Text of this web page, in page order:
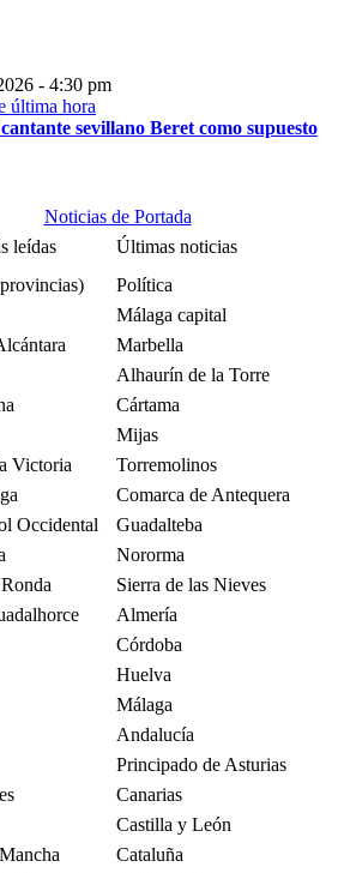
- 4:30 pm
sevillano Beret como supuesto
Noticias de Portada
leídas
Últimas noticias
Política
Málaga capital
Marbella
Alhaurín de la Torre
Cártama
Mijas
Victoria
Torremolinos
Comarca de Antequera
Occidental
Guadalteba
Nororma
Sierra de las Nieves
Almería
Córdoba
Huelva
Málaga
Andalucía
Principado de Asturias
Canarias
Castilla y León
Cataluña